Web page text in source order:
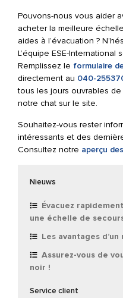
Pouvons-nous vous aider
acheter la meilleure
aides à l’évacuation ?
L’équipe ESE-International
Remplissez le formulaire
directement au 040-
tous les jours ouvrables
notre chat sur le site.
Souhaitez-vous rester
intéressants et des
Consultez notre aperçu
Nieuws
Évacuez
une échelle de
Les avantages d’un
Assurez-vous de
noir !
Service client